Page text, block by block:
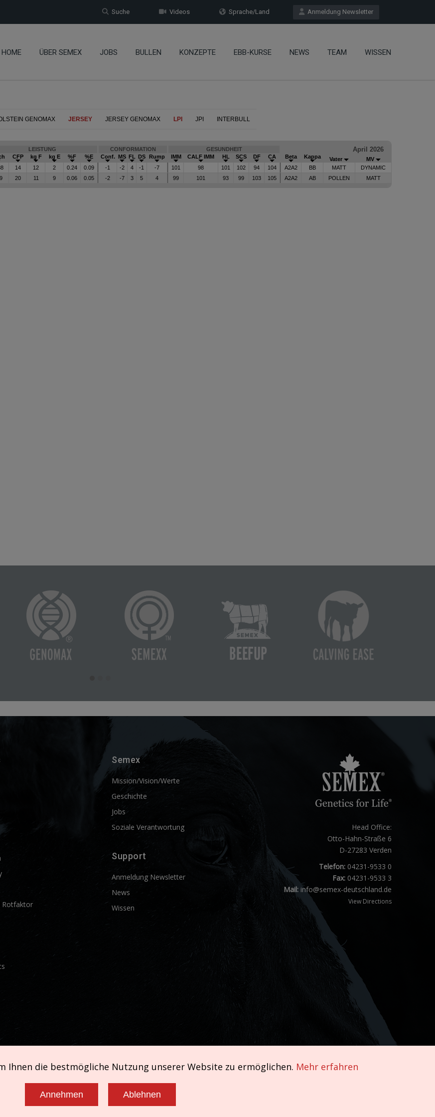
Anmeldung Newsletter
Sprache/Land
Videos
Suche
HOME ÜBER SEMEX JOBS BULLEN KONZEPTE EBB-KURSE NEWS TEAM WISSEN
Rotfaktor
Semex
Mission/Vision/Werte
Geschichte
Jobs
Soziale Verantwortung
Support
Anmeldung Newsletter
News
Wissen
Head Office:
Otto-Hahn-Straße 6
D-27283 Verden
Telefon:04231-9533 0
Fax:04231-9533 3
Mail: info@semex-deutschland.de
View Directions
Ihnen die bestmögliche Nutzung unserer Website zu ermöglichen. Mehr erfahren
Annehmen Ablehnen